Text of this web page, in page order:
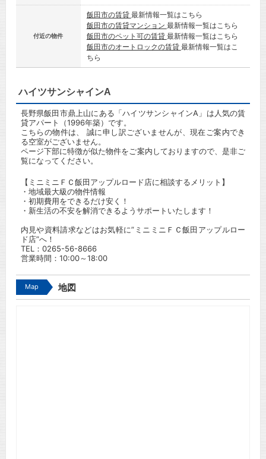
付近の物件
飯田市の賃貸 最新情報一覧はこちら
飯田市の賃貸マンション 最新情報一覧はこちら
飯田市のペット可の賃貸 最新情報一覧はこちら
飯田市のオートロックの賃貸 最新情報一覧はこ
ちら
ハイツサンシャインA
長野県飯田市鼎上山にある「ハイツサンシャインA」は人気の賃
貸アパート（1996年築）です。
こちらの物件は、 誠に申し訳ございませんが、現在ご案内でき
る空室がございません。
ページ下部に特徴が似た物件をご案内しておりますので、是非ご
覧になってください。
【ミニミニＦＣ飯田アップルロード店に相談するメリット】
・地域最大級の物件情報
・初期費用をできるだけ安く！
・新生活の不安を解消できるようサポートいたします！
内見や資料請求などはお気軽に”ミニミニＦＣ飯田アップルロー
ド店”へ！
TEL： 0265-56-8666
営業時間：10:00～18:00
Map 地図